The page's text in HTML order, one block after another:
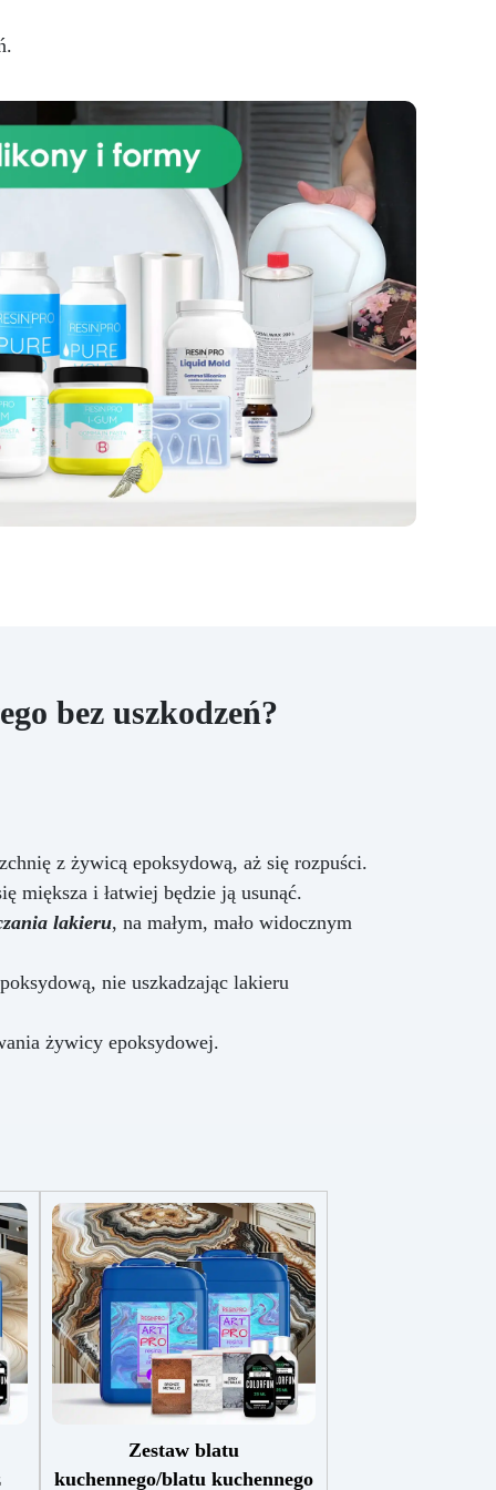
specjalnymi pigmentami tworzy
świetlistą i głęboko podobną do
prawdziwego granitu Azul Bahia
powłokę. Zaawansowany skład
żywicy zapewnia trwałość,
odporność na ciepło,
zarysowania i płyny, co czyni ją
praktycznym i estetycznym
wyborem do kuchni i łazienek.
Oprócz żywicy i pigmentów,
zestaw zawiera wszystkie
niezbędne narzędzia do
aplikacji, gwarantując prosty
proces i wyjątkowe rezultaty.
Szczegółowe instrukcje krok po
kroku ułatwiają stworzenie blatu
kuchennego lub roboczego,
który nie tylko wiernie naśladuje
bez uszkodzeń?
z żywicą epoksydową, aż się rozpuści.
miększa i łatwiej będzie ją usunąć.
lakieru, na małym, mało widocznym
nie uszkadzając lakieru
żywicy epoksydowej.
Zestaw blatu
kuchennego/blatu kuchennego